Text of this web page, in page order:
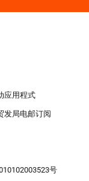
应用程式
发局电邮订阅
号